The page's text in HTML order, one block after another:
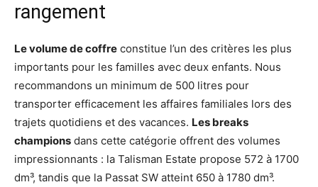
rangement
Le volume de coffre constitue l’un des critères les plus
importants pour les familles avec deux enfants. Nous
recommandons un minimum de 500 litres pour
transporter efficacement les affaires familiales lors des
trajets quotidiens et des vacances. Les breaks
champions dans cette catégorie offrent des volumes
impressionnants : la Talisman Estate propose 572 à 1700
dm³, tandis que la Passat SW atteint 650 à 1780 dm³.